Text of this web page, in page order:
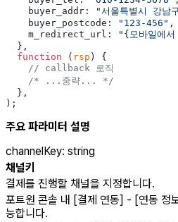
    buyer_addr:
"서울특별시 강남
    buyer_postcode:
"123-456" ,
    m_redirect_url:
"{모바일에
  },
  function
( rsp ) {
    // callback 로직
    /* ...중략... */
  },
);
주요 파라미터 설명
channelKey: string
채널키
결제를 진행할 채널을 지정합니다.
포트원 콘솔 내 [결제 연동] - [연동 정
능합니다.